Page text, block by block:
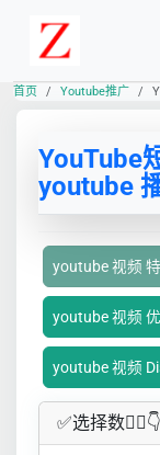
首页 Youtube推广
YouTube
youtube
youtube 视频
youtube 视频
youtube 视频
✅​选择数